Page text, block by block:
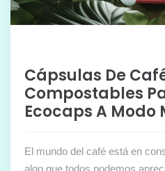
Cápsulas De
Compostables
Ecocaps A Modo
El mundo del café está en
algo que todos podemos